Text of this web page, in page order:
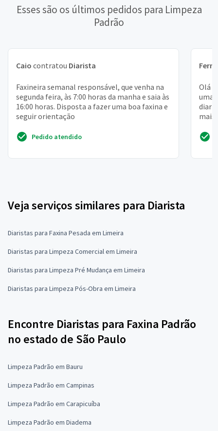
Esses são os últimos pedidos para Limpeza
Padrão
Caio contratou Diarista
Faxineira semanal responsável, que venha na
segunda feira, às 7:00 horas da manha e saia às
16:00 horas. Disposta a fazer uma boa faxina e
seguir orientação
Pedido atendido
Olá
uma
mais
Veja serviços similares para Diarista
Diaristas para Faxina Pesada em Limeira
Diaristas para Limpeza Comercial em Limeira
Diaristas para Limpeza Pré Mudança em Limeira
Diaristas para Limpeza Pós-Obra em Limeira
Encontre Diaristas para Faxina Padrão
no estado de São Paulo
Limpeza Padrão em Bauru
Limpeza Padrão em Campinas
Limpeza Padrão em Carapicuíba
Limpeza Padrão em Diadema